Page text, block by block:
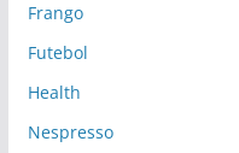
Frango
Futebol
Health
Nespresso